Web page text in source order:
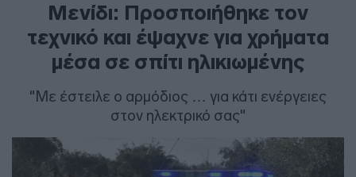
Μενίδι: Προσποιήθηκε τον
τεχνικό και έψαχνε για χρήματα
μέσα σε σπίτι ηλικιωμένης
"Με έστειλε ο αρμόδιος … για κάτι ενέργειες
στον ηλεκτρικό σας"